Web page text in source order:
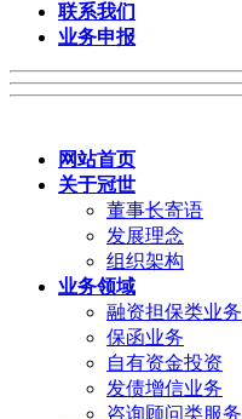
联系我们
业务申报
网站首页
关于冠世
董事长寄语
发展理念
组织架构
业务领域
融资担保类业务
保函业务
自有资金投资
发债增信业务
咨询顾问类服务